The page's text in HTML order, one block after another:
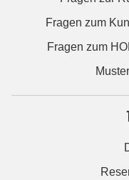
Fragen zum
Fragen zum